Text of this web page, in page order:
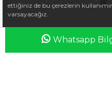
Whatsapp
ettiğiniz de bu çerezlerin
varsayacağız.
Anasayfa Favorilerim